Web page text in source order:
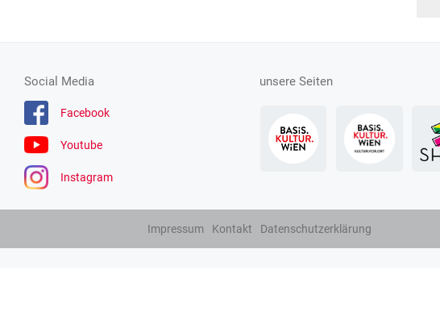
Social Media
Facebook
Youtube
Instagram
unsere Seiten
Impressum Kontakt Datenschutzerklärung